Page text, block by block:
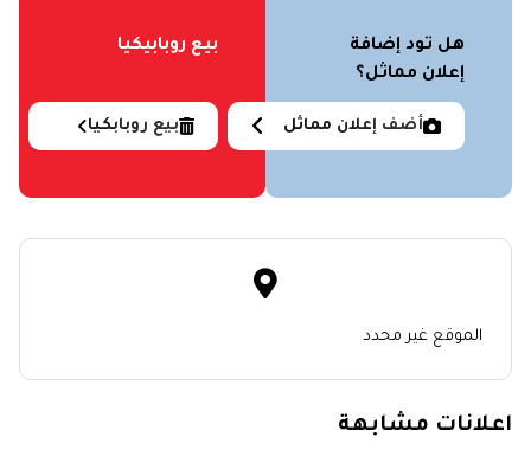
هل تود إضافة
إعلان مماثل؟
أضف إعلان مماثل
بيع روبابيكيا
بيع روبابكيا
الموقع غير محدد
اعلانات مشابهة